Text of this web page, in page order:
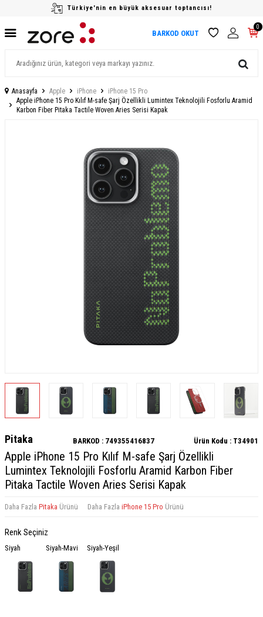
Türkiye'nin en büyük aksesuar toptancısı!
BARKOD OKUT
0
Anasayfa Apple iPhone
iPhone 15 Pro
Apple iPhone 15 Pro Kılıf M-safe Şarj Özellikli Lumintex Teknolojili Fosforlu Aramid
Karbon Fiber Pitaka Tactile Woven Aries Serisi Kapak
Pitaka BARKOD : 749355416837 Ürün Kodu : T34901
Apple iPhone 15 Pro Kılıf M-safe Şarj Özellikli
Lumintex Teknolojili Fosforlu Aramid Karbon Fiber
Pitaka Tactile Woven Aries Serisi Kapak
Daha Fazla Pitaka Ürünü Daha Fazla iPhone 15 Pro Ürünü
Renk Seçiniz
Siyah Siyah-Mavi Siyah-Yeşil